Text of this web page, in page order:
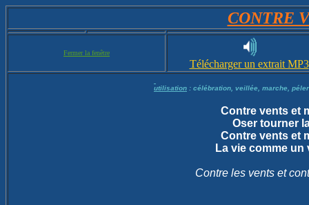
CONTRE
Fermer la fenêtre
Télécharger un extrait MP3
utilisation : célébration, veillée, marche,
Contre vents et
Oser tourner
Contre vents et
La vie comme
Contre les vents et